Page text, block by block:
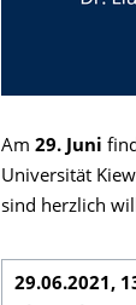
Am 29. Juni
Universität
sind herzlich
29.06.2021,